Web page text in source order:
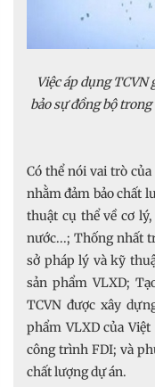
Việc áp dụng TCVN
bảo sự đồng bộ
Có thể nói vai trò của
nhằm đảm bảo chất
thuật cụ thể về cơ
nước...; Thống nhất
sở pháp lý và kỹ
sản phẩm VLXD;
TCVN được xây
phẩm VLXD của
công trình FDI; và
chất lượng dự án.